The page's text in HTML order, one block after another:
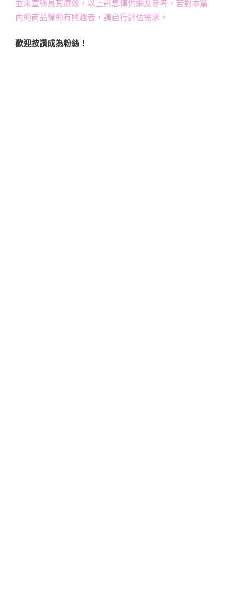
並未宣稱具其療效，以上訊息僅供網友參考，若對本篇
內的商品標的有興趣者，請自行評估需求。
歡迎按讚成為粉絲！